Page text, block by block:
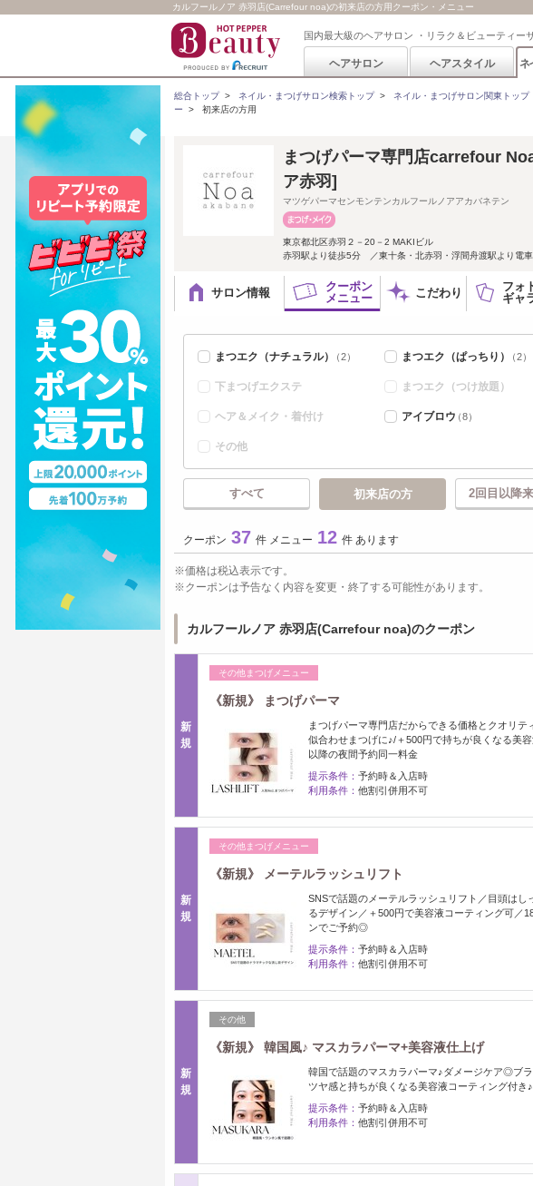
カルフールノア 赤羽店(Carrefour noa)の初来店の方用クーポン・メニュー
国内最大級のヘアサロン ・リラク＆ビューティー
ヘアサロン ヘアスタイル ネ
総合トップ> ネイル・まつげサロン検索トップ> ネイル・まつげサロン関東トップ
ー > 初来店の方用
まつげパーマ専門店carrefour
ア赤羽]
マツゲパーマセンモンテンカルフールノアアカバネテン
東京都北区赤羽２－20－2 MAKIビル
赤羽駅より徒歩5分 ／東十条・北赤羽・浮間舟渡駅より電
サロン情報
クーポン
メニュー
こだわり
フォ
ギャ
まつエク（ナチュラル） （2） まつエク（ぱっちり） （2）
下まつげエクステ まつエク（つけ放題）
ヘア＆メイク・着付け アイブロウ（8）
その他
すべて 初来店の方 2回目以降
クーポン 37 件 メニュー 12 件 あります
価格は税込表示です。
クーポンは予告なく内容を変更・終了する可能性があります。
カルフールノア 赤羽店(Carrefour noa)のクーポン
新
規
その他まつげメニュー
《新規》 まつげパーマ
まつげパーマ専門店だからできる価格とクオリ
似合わせまつげに♪/＋500円で持ちが良くなる美
以降の夜間予約同一料金
提示条件： 予約時＆入店時
利用条件： 他割引併用不可
新
規
その他まつげメニュー
《新規》 メーテルラッシュリフト
SNSで話題のメーテルラッシュリフト／目頭はし
るデザイン／＋500円で美容液コーティング可／
ンでご予約◎
提示条件： 予約時＆入店時
利用条件： 他割引併用不可
新
規
その他
《新規》 韓国風♪ マスカラパーマ+美容液仕上げ
韓国で話題のマスカラパーマ♪ダメージケア◎ブ
ツヤ感と持ちが良くなる美容液コーティング付き♪
提示条件： 予約時＆入店時
利用条件： 他割引併用不可